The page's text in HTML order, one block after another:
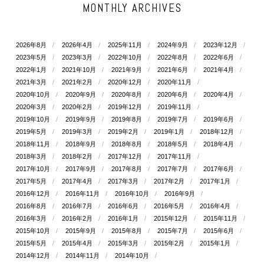
MONTHLY ARCHIVES
2026年8月 2026年4月 2025年11月 2024年9月
2023年12月
2023年5月
2023年3月 2022年10月 2022年8月
2022年6月
2022年1月
2021年10月 2021年9月 2021年6月
2021年4月
2021年3月
2021年2月 2020年12月
2020年11月
2020年10月
2020年9月 2020年8月 2020年6月
2020年4月
2020年3月
2020年2月 2019年12月
2019年11月
2019年10月
2019年9月 2019年8月 2019年7月
2019年6月
2019年5月
2019年3月 2019年2月 2019年1月
2018年12月
2018年11月
2018年9月 2018年8月 2018年5月
2018年4月
2018年3月
2018年2月 2017年12月
2017年11月
2017年10月
2017年9月 2017年8月 2017年7月
2017年6月
2017年5月
2017年4月 2017年3月 2017年2月
2017年1月
2016年12月
2016年11月 2016年10月
2016年9月
2016年8月
2016年7月 2016年6月 2016年5月
2016年4月
2016年3月
2016年2月 2016年1月 2015年12月
2015年11月
2015年10月
2015年9月 2015年8月 2015年7月
2015年6月
2015年5月
2015年4月 2015年3月 2015年2月
2015年1月
2014年12月
2014年11月 2014年10月